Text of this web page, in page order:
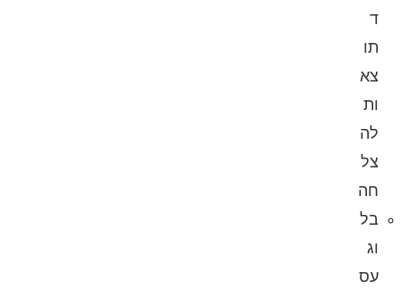
תו
צא
ות
לה
צל
חה
בל
וג
עס